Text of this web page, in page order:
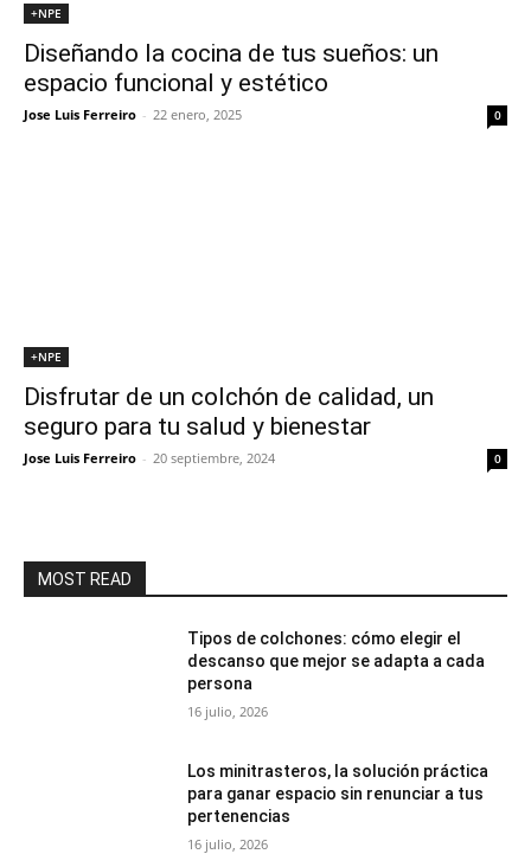
+NPE
Diseñando la cocina de tus sueños: un
espacio funcional y estético
Jose Luis Ferreiro - 22 enero, 2025 0
+NPE
Disfrutar de un colchón de calidad, un
seguro para tu salud y bienestar
Jose Luis Ferreiro - 20 septiembre, 2024 0
MOST READ
Tipos de colchones: cómo elegir el
descanso que mejor se adapta a cada
persona
16 julio, 2026
Los minitrasteros, la solución práctica
para ganar espacio sin renunciar a tus
pertenencias
16 julio, 2026